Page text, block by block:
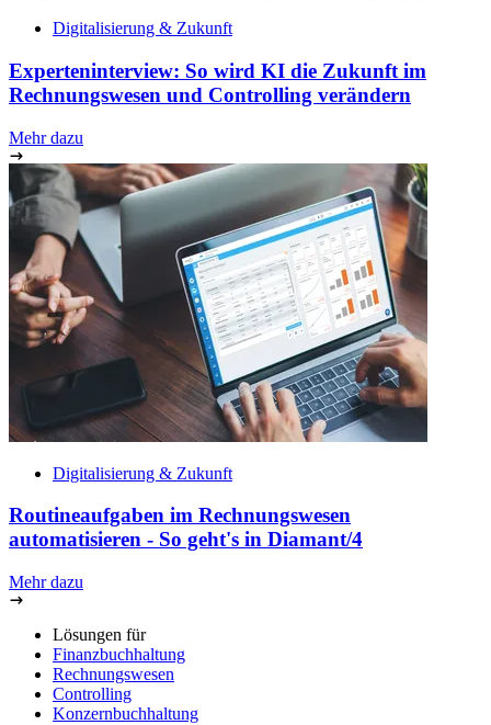
Digitalisierung & Zukunft
Experteninterview: So wird KI die Zukunft im
Rechnungswesen und Controlling verändern
Mehr dazu
Digitalisierung & Zukunft
Routineaufgaben im Rechnungswesen
automatisieren - So geht's in Diamant/4
Mehr dazu
Lösungen für
Finanzbuchhaltung
Rechnungswesen
Controlling
Konzernbuchhaltung